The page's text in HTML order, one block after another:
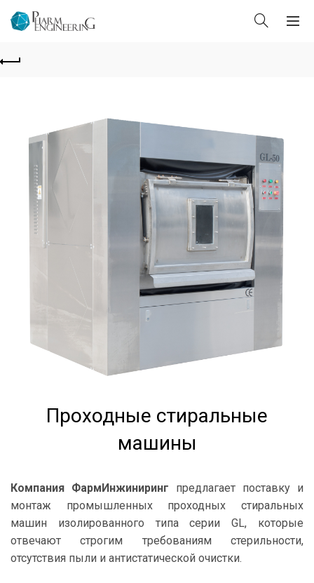
Проходные стиральные
машины
Компания ФармИнжиниринг предлагает поставку и
монтаж промышленных проходных стиральных
машин изолированного типа серии GL, которые
отвечают строгим требованиям стерильности,
отсутствия пыли и антистатической очистки.